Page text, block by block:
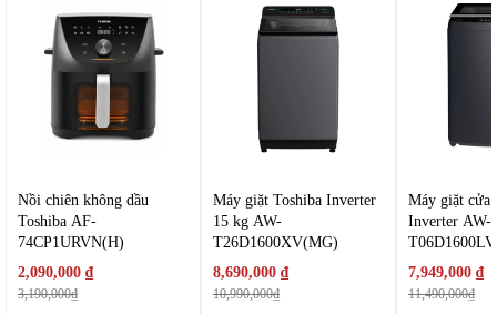
hạn chế bám bẩn và dễ dàng vệ sinh sau khi nấu nướng.
Nồi chiên không dầu
Toshiba AF-
74CP1URVN(H)
2,090,000 ₫
3,190,000₫
Máy giặt Toshiba Inverter
15 kg AW-
T26D1600XV(MG)
8,690,000 ₫
10,990,000₫
Máy giặt cửa
Inverter AW-
7,949,000 ₫
11,490,000₫